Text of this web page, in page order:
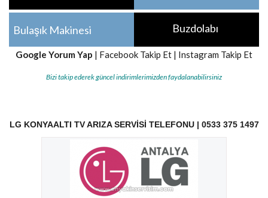
Bulaşık Makinesi Buzdolabı
Google Yorum Yap | Facebook Takip Et | Instagram Takip Et
Bizi takip ederek güncel indirimlerimizden faydalanabilirsiniz
LG KONYAALTI TV ARIZA SERVISI TELEFONU | 0533 375 1497